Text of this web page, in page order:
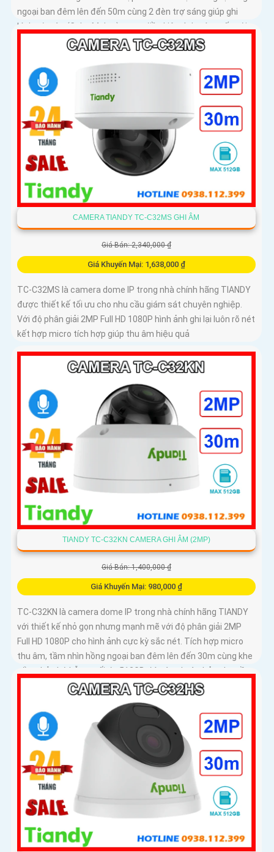
ngoại ban đêm lên đến 50m cùng 2 đèn trợ sáng giúp ghi
hình có màu (Color Maker) trong điều kiện ánh sáng yếu với
khoảng cách 15m
CAMERA TIANDY TC-C32MS GHI ÂM
Giá Bán: 2,340,000 ₫
Giá Khuyến Mại: 1,638,000 ₫
TC-C32MS là camera dome IP trong nhà chính hãng TIANDY
được thiết kế tối ưu cho nhu cầu giám sát chuyên nghiệp.
Với độ phân giải 2MP Full HD 1080P hình ảnh ghi lại luôn rõ nét
kết hợp micro tích hợp giúp thu âm hiệu quả
TIANDY TC-C32KN CAMERA GHI ÂM (2MP)
Giá Bán: 1,400,000 ₫
Giá Khuyến Mại: 980,000 ₫
TC-C32KN là camera dome IP trong nhà chính hãng TIANDY
với thiết kế nhỏ gọn nhưng mạnh mẽ với độ phân giải 2MP
Full HD 1080P cho hình ảnh cực kỳ sắc nét. Tích hợp micro
thu âm, tầm nhìn hồng ngoại ban đêm lên đến 30m cùng khe
cắm thẻ nhớ hỗ trợ tối đa 512GB đáp ứng hoàn hảo nhu cầu
giám sát liên tục